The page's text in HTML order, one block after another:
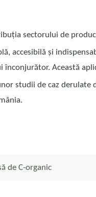
sectorului de
accesibilă și
înconjurător. Această
studii de caz derulate
de C-organic